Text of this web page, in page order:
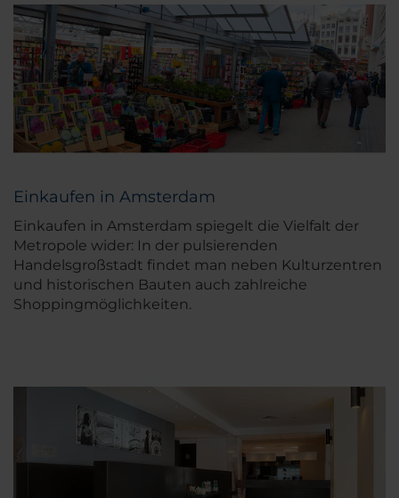
Einkaufen in Amsterdam
Einkaufen in Amsterdam spiegelt die Vielfalt der
Metropole wider: In der pulsierenden
Handelsgroßstadt findet man neben Kulturzentren
und historischen Bauten auch zahlreiche
Shoppingmöglichkeiten.